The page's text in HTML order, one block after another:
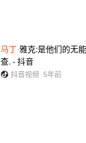
马丁·雅克:是他们的无
查. - 抖音
抖音视频 5年前